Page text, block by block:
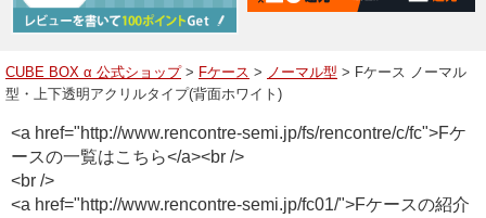
品一覧
ューブボックスαレイアウト例
タッフブログ
A
CUBE BOX α 公式ショップ> Fケース > ノーマル型 > Fケース ノーマル
型・上下透明アクリルタイプ(背面ホワイト)
<a href="http://www.rencontre-semi.jp/fs/rencontre/c/fc">Fケ
ースの一覧はこちら</a><br />
<br />
<a href="http://www.rencontre-semi.jp/fc01/">Fケースの紹介